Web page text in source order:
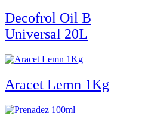
Decofrol Oil B
Universal 20L
Aracet Lemn 1Kg